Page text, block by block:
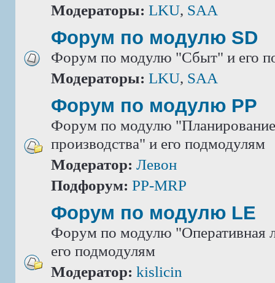
Модераторы: LKU, SAA
Форум по модулю SD
Форум по модулю "Сбыт" и его
Модераторы: LKU, SAA
Форум по модулю РР
Форум по модулю "Планирование
производства" и его подмодулям
Модератор: Левон
Подфорум: PP-MRP
Форум по модулю LE
Форум по модулю "Оперативная
его подмодулям
Модератор: kislicin